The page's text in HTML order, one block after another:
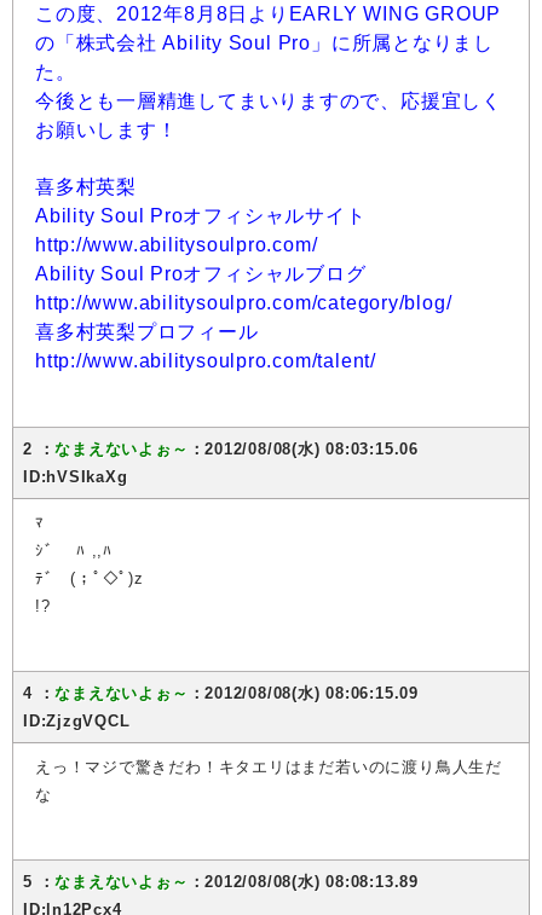
この度、2012年8月8日よりEARLY WING GROUP
の「株式会社 Ability Soul Pro」に所属となりまし
た。
今後とも一層精進してまいりますので、応援宜しく
お願いします！
喜多村英梨
Ability Soul Proオフィシャルサイト
http://www.abilitysoulpro.com/
Ability Soul Proオフィシャルブログ
http://www.abilitysoulpro.com/category/blog/
喜多村英梨プロフィール
http://www.abilitysoulpro.com/talent/
2 ：なまえないよぉ～ ：2012/08/08(水) 08:03:15.06
ID:hVSIkaXg
ﾏ
ｼﾞ ﾊ ,,ﾊ
ﾃﾞ (；ﾟ◇ﾟ)z
!?
4 ：なまえないよぉ～ ：2012/08/08(水) 08:06:15.09
ID:ZjzgVQCL
えっ！マジで驚きだわ！キタエリはまだ若いのに渡り鳥人生だ
な
5 ：なまえないよぉ～ ：2012/08/08(水) 08:08:13.89
ID:ln12Pcx4